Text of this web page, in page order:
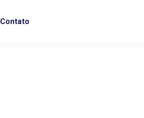
Contato